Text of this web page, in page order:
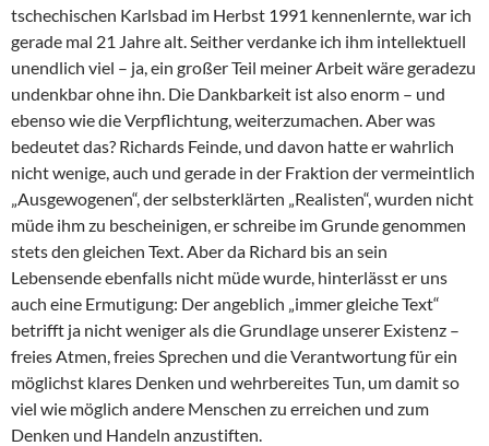
tschechischen Karlsbad im Herbst 1991 kennenlernte, war ich
gerade mal 21 Jahre alt. Seither verdanke ich ihm intellektuell
unendlich viel – ja, ein großer Teil meiner Arbeit wäre geradezu
undenkbar ohne ihn. Die Dankbarkeit ist also enorm – und
ebenso wie die Verpflichtung, weiterzumachen. Aber was
bedeutet das? Richards Feinde, und davon hatte er wahrlich
nicht wenige, auch und gerade in der Fraktion der vermeintlich
„Ausgewogenen“, der selbsterklärten „Realisten“, wurden nicht
müde ihm zu bescheinigen, er schreibe im Grunde genommen
stets den gleichen Text. Aber da Richard bis an sein
Lebensende ebenfalls nicht müde wurde, hinterlässt er uns
auch eine Ermutigung: Der angeblich „immer gleiche Text“
betrifft ja nicht weniger als die Grundlage unserer Existenz –
freies Atmen, freies Sprechen und die Verantwortung für ein
möglichst klares Denken und wehrbereites Tun, um damit so
viel wie möglich andere Menschen zu erreichen und zum
Denken und Handeln anzustiften.